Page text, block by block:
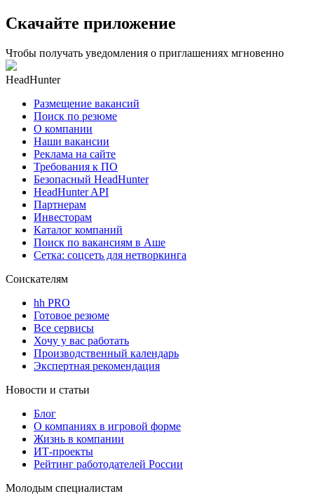
Скачайте приложение
Чтобы получать уведомления о приглашениях мгновенно
HeadHunter
Размещение вакансий
Поиск по резюме
О компании
Наши вакансии
Реклама на сайте
Требования к ПО
Безопасный HeadHunter
HeadHunter API
Партнерам
Инвесторам
Каталог компаний
Поиск по вакансиям в Аше
Сетка: соцсеть для нетворкинга
Соискателям
hh PRO
Готовое резюме
Все сервисы
Хочу у вас работать
Производственный календарь
Экспертная рекомендация
Новости и статьи
Блог
О компаниях в игровой форме
Жизнь в компании
ИТ-проекты
Рейтинг работодателей России
Молодым специалистам